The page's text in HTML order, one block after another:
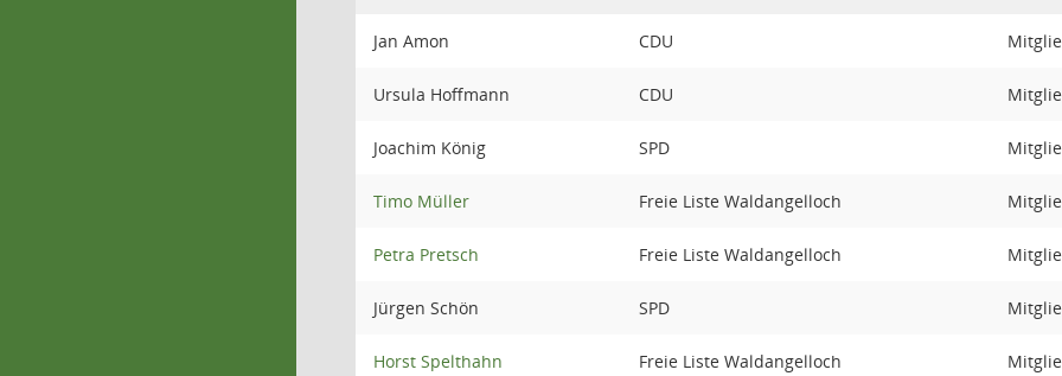
Jan Amon CDU
Ursula Hoffmann CDU
Joachim König SPD
Timo Müller Freie Liste Waldangelloch
Petra Pretsch Freie Liste Waldangelloch
Jürgen Schön SPD
Horst Spelthahn Freie Liste Waldangelloch